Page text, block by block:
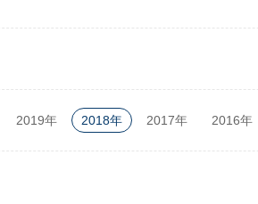
2019年 2018年 2017年 2016年